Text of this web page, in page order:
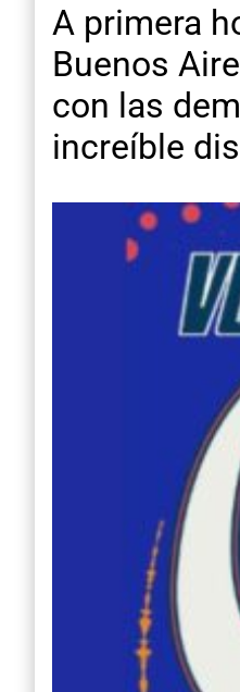
A primera
Buenos
con las
increíble